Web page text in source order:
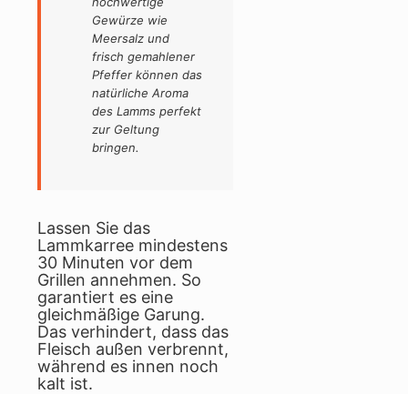
Gewürze wie
Meersalz und
frisch gemahlener
Pfeffer können das
natürliche Aroma
des Lamms perfekt
zur Geltung
bringen.
Lassen Sie das
Lammkarree mindestens
30 Minuten vor dem
Grillen annehmen. So
garantiert es eine
gleichmäßige Garung.
Das verhindert, dass das
Fleisch außen verbrennt,
während es innen noch
kalt ist.